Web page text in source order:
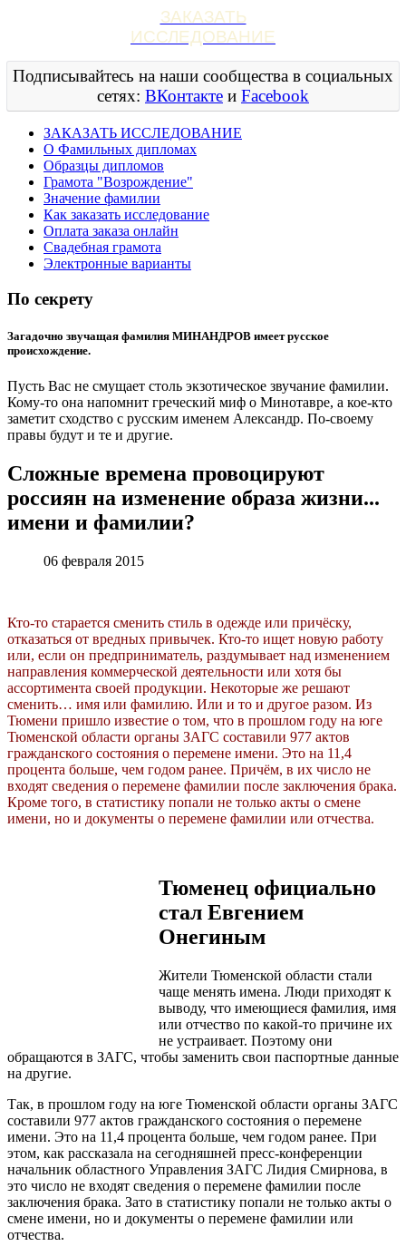
ЗАКАЗАТЬ
ИССЛЕДОВАНИЕ
Подписывайтесь на наши сообщества в социальных
сетях: ВКонтакте и Facebook
ЗАКАЗАТЬ ИССЛЕДОВАНИЕ
О Фамильных дипломах
Образцы дипломов
Грамота "Возрождение"
Значение фамилии
Как заказать исследование
Оплата заказа онлайн
Свадебная грамота
Электронные варианты
По секрету
Загадочно звучащая фамилия МИНАНДРОВ имеет русское
происхождение.
Пусть Вас не смущает столь экзотическое звучание фамилии.
Кому-то она напомнит греческий миф о Минотавре, а кое-кто
заметит сходство с русским именем Александр. По-своему
правы будут и те и другие.
Сложные времена провоцируют
россиян на изменение образа жизни...
имени и фамилии?
06 февраля 2015
Кто-то старается сменить стиль в одежде или причёску,
отказаться от вредных привычек. Кто-то ищет новую работу
или, если он предприниматель, раздумывает над изменением
направления коммерческой деятельности или хотя бы
ассортимента своей продукции. Некоторые же решают
сменить… имя или фамилию. Или и то и другое разом. Из
Тюмени пришло известие о том, что в прошлом году на юге
Тюменской области органы ЗАГС составили 977 актов
гражданского состояния о перемене имени. Это на 11,4
процента больше, чем годом ранее. Причём, в их число не
входят сведения о перемене фамилии после заключения брака.
Кроме того, в статистику попали не только акты о смене
имени, но и документы о перемене фамилии или отчества.
Тюменец официально
стал Евгением
Онегиным
Жители Тюменской области стали
чаще менять имена. Люди приходят к
выводу, что имеющиеся фамилия, имя
или отчество по какой-то причине их
не устраивает. Поэтому они
обращаются в ЗАГС, чтобы заменить свои паспортные данные
на другие.
Так, в прошлом году на юге Тюменской области органы ЗАГС
составили 977 актов гражданского состояния о перемене
имени. Это на 11,4 процента больше, чем годом ранее. При
этом, как рассказала на сегодняшней пресс-конференции
начальник областного Управления ЗАГС Лидия Смирнова, в
это число не входят сведения о перемене фамилии после
заключения брака. Зато в статистику попали не только акты о
смене имени, но и документы о перемене фамилии или
отчества.